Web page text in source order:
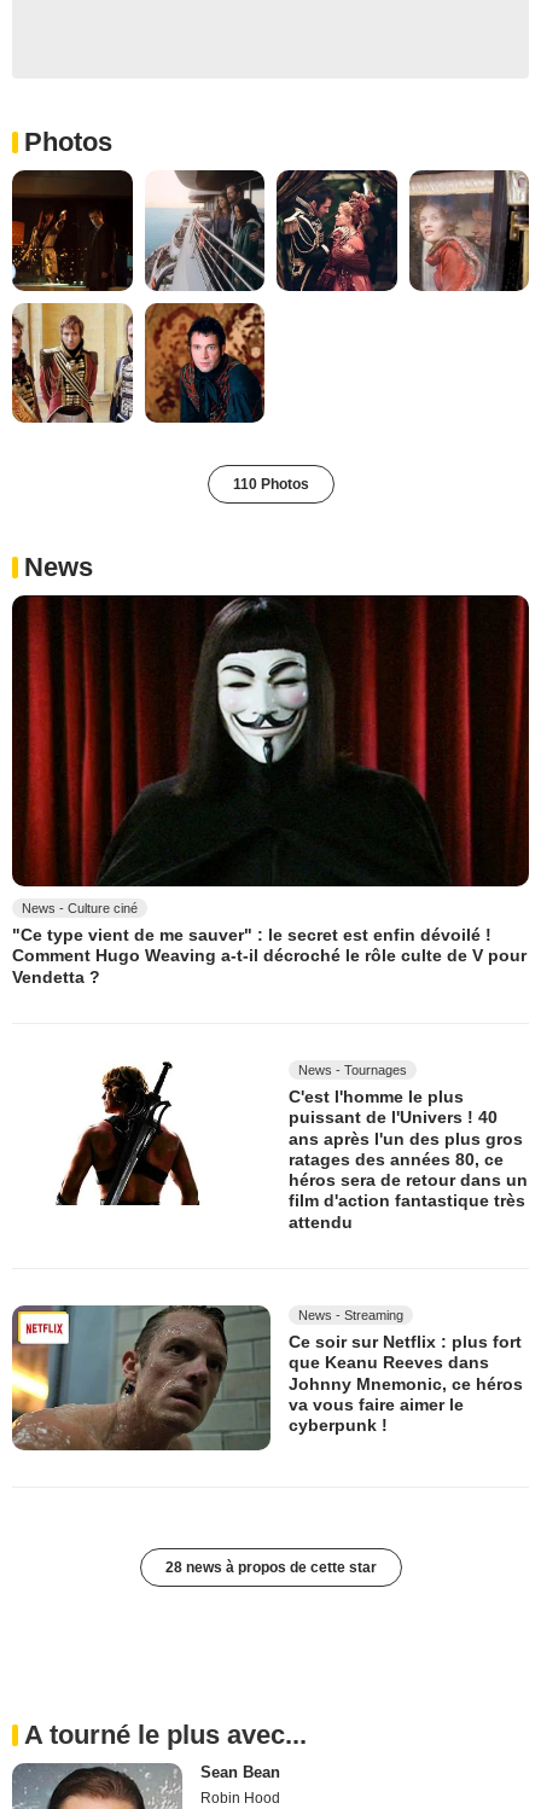
Photos
110 Photos
News
News - Culture ciné
"Ce type vient de me sauver" : le secret est enfin dévoilé !
Comment Hugo Weaving a-t-il décroché le rôle culte de V pour
Vendetta ?
News - Tournages
C'est l'homme le plus
puissant de l'Univers ! 40
ans après l'un des plus gros
ratages des années 80, ce
héros sera de retour dans un
film d'action fantastique très
attendu
News - Streaming
Ce soir sur Netflix : plus fort
que Keanu Reeves dans
Johnny Mnemonic, ce héros
va vous faire aimer le
cyberpunk !
28 news à propos de cette star
A tourné le plus avec...
Sean Bean
Robin Hood